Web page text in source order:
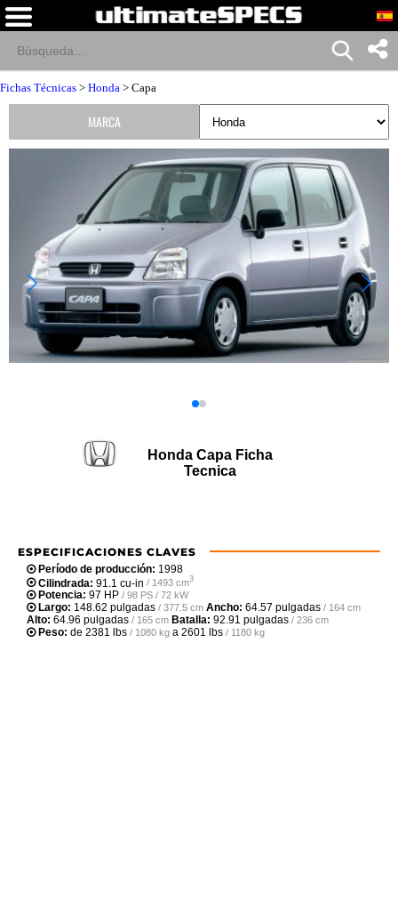
Fichas Técnicas > Honda > Capa
Honda Capa Ficha
Tecnica
ESPECIFICACIONES CLAVES
Período de producción: 1998
Cilindrada: 91.1 cu-in / 1493 cm3
Potencia: 97 HP / 98 PS / 72 kW
Largo: 148.62 pulgadas / 377.5 cm Ancho: 64.57 pulgadas / 164 cm
Alto: 64.96 pulgadas / 165 cm Batalla: 92.91 pulgadas / 236 cm
Peso: de 2381 lbs / 1080 kg a 2601 lbs / 1180 kg
MARCA